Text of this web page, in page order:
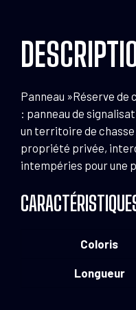
Panneau »Réserve de
: panneau de
un territoire de chasse
propriété privée,
intempéries pour une
Coloris
Longueur